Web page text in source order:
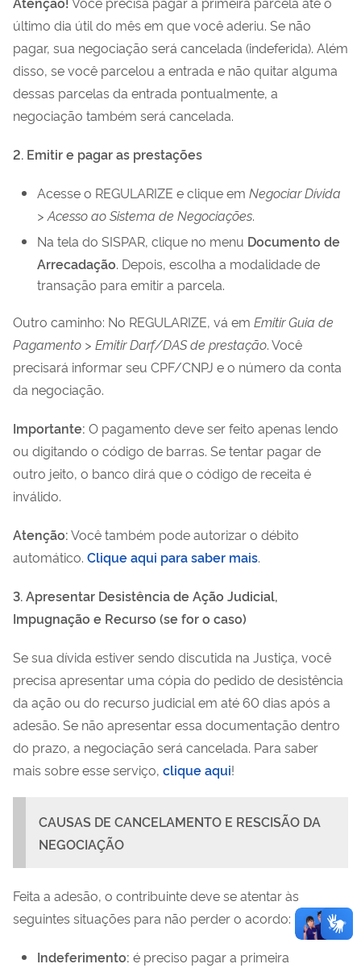
último dia útil do mês em que você aderiu. Se não
pagar, sua negociação será cancelada (indeferida). Além
disso, se você parcelou a entrada e não quitar alguma
dessas parcelas da entrada pontualmente, a
negociação também será cancelada.
2. Emitir e pagar as prestações
Acesse o REGULARIZE e clique em Negociar Dívida
> Acesso ao Sistema de Negociações.
Na tela do SISPAR, clique no menu Documento de
Arrecadação. Depois, escolha a modalidade de
transação para emitir a parcela.
Outro caminho: No REGULARIZE, vá em Emitir Guia de
Pagamento > Emitir Darf/DAS de prestação. Você
precisará informar seu CPF/CNPJ e o número da conta
da negociação.
Importante: O pagamento deve ser feito apenas lendo
ou digitando o código de barras. Se tentar pagar de
outro jeito, o banco dirá que o código de receita é
inválido.
Atenção:Você também pode autorizar o débito
automático. Clique aqui para saber mais.
3. Apresentar Desistência de Ação Judicial,
Impugnação e Recurso (se for o caso)
Se sua dívida estiver sendo discutida na Justiça, você
precisa apresentar uma cópia do pedido de desistência
da ação ou do recurso judicial em até 60 dias após a
adesão. Se não apresentar essa documentação dentro
do prazo, a negociação será cancelada. Para saber
mais sobre esse serviço, clique aqui!
CAUSAS DE CANCELAMENTO E RESCISÃO DA
NEGOCIAÇÃO
Feita a adesão, o contribuinte deve se atentar às
seguintes situações para não perder o acordo:
Indeferimento: é preciso pagar a primeira